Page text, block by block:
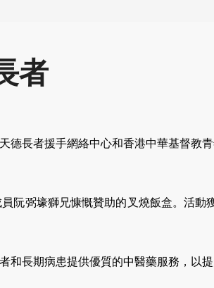
者
德長者援手網絡中心和香港中華基督教
弼壕獅兄慷慨贊助的叉燒飯盒。活動
長期病患提供優質的中醫藥服務，以提